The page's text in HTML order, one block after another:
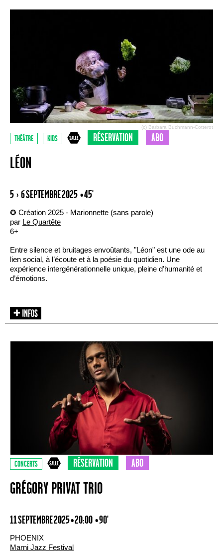
(c) Barbara Buchmann-Cotterot
THÉÂTRE KIDS RÉSERVATION ABO
LÉON
5 › 6 SEPTEMBRE 2025 • 45'
✪ Création 2025 - Marionnette (sans parole)
par Le Quartête
6+
Entre silence et bruitages envoûtants, "Léon" est une ode au
lien social, à l’écoute et à la poésie du quotidien. Une
expérience intergénérationnelle unique, pleine d’humanité et
d’émotions.
CONCERTS RÉSERVATION ABO
GRÉGORY PRIVAT TRIO
11 SEPTEMBRE 2025 • 20:00 • 90'
PHOENIX
Marni Jazz Festival